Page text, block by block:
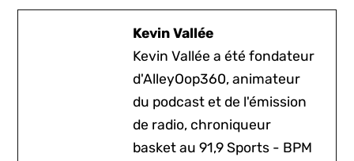
Kevin Vallée
Kevin Vallée a été fondateur
d'AlleyOop360, animateur
du podcast et de l'émission
de radio, chroniqueur
basket au 91,9 Sports - BPM